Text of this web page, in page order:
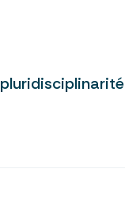
pluridisciplinarité